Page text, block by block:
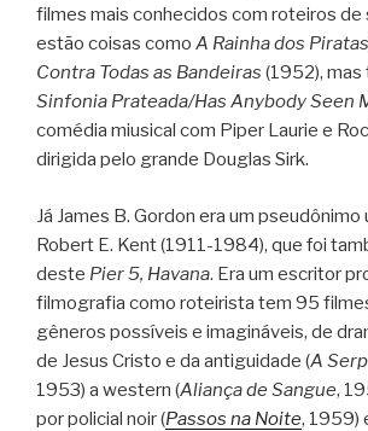
filmes mais conhecidos com roteiros de
estão coisas como A Rainha dos Piratas
Contra Todas as Bandeiras (1952),
Sinfonia Prateada/Has Anybody Seen
comédia miusical com Piper Laurie e
dirigida pelo grande Douglas Sirk.
Já James B. Gordon era um pseudônimo
Robert E. Kent (1911-1984), que foi
deste Pier 5, Havana. Era um escritor
filmografia como roteirista tem 95
gêneros possíveis e imagináveis, de
de Jesus Cristo e da antiguidade (A
1953) a western (Aliança de Sangue,
por policial noir (Passos na Noite, 1959)